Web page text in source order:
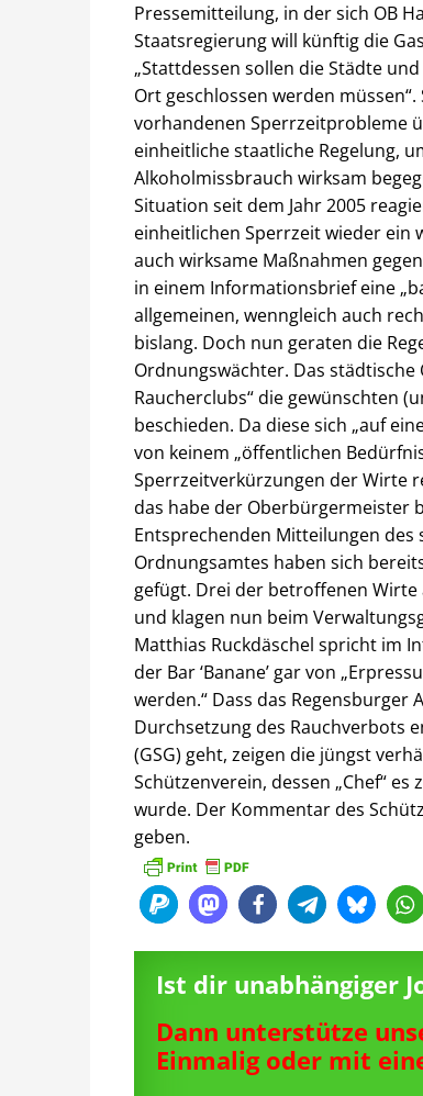
Pressemitteilung, in der sich OB
Staatsregierung will künftig die
„Stattdessen sollen die Städte
Ort geschlossen werden
vorhandenen Sperrzeitprobleme
einheitliche staatliche Regelung,
Alkoholmissbrauch wirksam
Situation seit dem Jahr 2005
einheitlichen Sperrzeit wieder ein
auch wirksame Maßnahmen
in einem Informationsbrief eine
allgemeinen, wenngleich auch
bislang. Doch nun geraten die
Ordnungswächter. Das
Raucherclubs“ die gewünschten
beschieden. Da diese sich „auf
von keinem „öffentlichen
Sperrzeitverkürzungen der Wirte
das habe der Oberbürgermeister
Entsprechenden Mitteilungen
Ordnungsamtes haben sich
gefügt. Drei der betroffenen Wirte
und klagen nun beim
Matthias Ruckdäschel spricht im
der Bar ‘Banane’ gar von
werden.“ Dass das
Durchsetzung des Rauchverbots
(GSG) geht, zeigen die jüngst
Schützenverein, dessen „Chef“
wurde. Der Kommentar des
geben.
Ist dir unabhängiger
Dann unterstütze
Einmalig oder mit